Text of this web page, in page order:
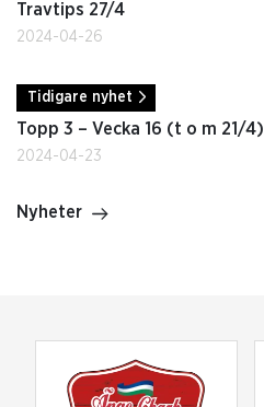
Travtips 27/4
2024-04-26
Tidigare nyhet
Topp 3 – Vecka 16 (t o m 21/4)
2024-04-23
Nyheter